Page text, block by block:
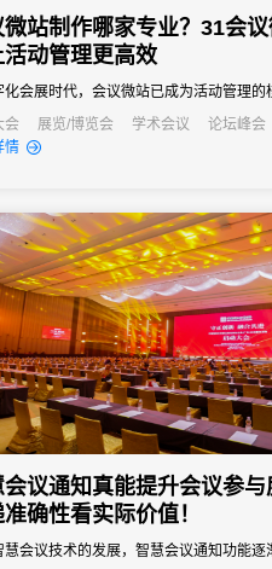
微站制作哪家专业？31会
活动管理更高效
化会展时代，会议微站已成为活动管理的
信息的集中展示平台，更是连接主办方与
对市场上众多的微站制作服务，许多活动
择。...
会 展览/博览会 学术会议 论坛峰会
会
经销商大会
情
会议通知真能提升会议参
确性看实际价值！
慧会议技术的发展，智慧会议通知功能逐